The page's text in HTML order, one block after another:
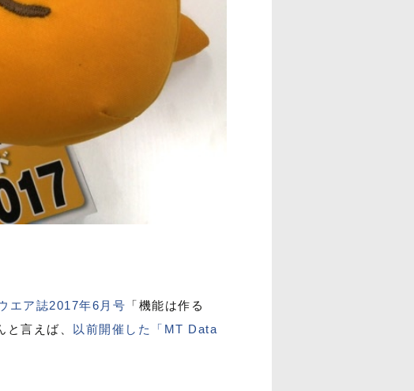
エア誌2017年6月号 「機能は作る
言えば、
以前開催した「MT Data